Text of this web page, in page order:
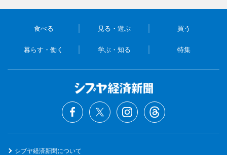
食べる 見る・遊ぶ 買う
暮らす・働く 学ぶ・知る 特集
シブヤ経済新聞について